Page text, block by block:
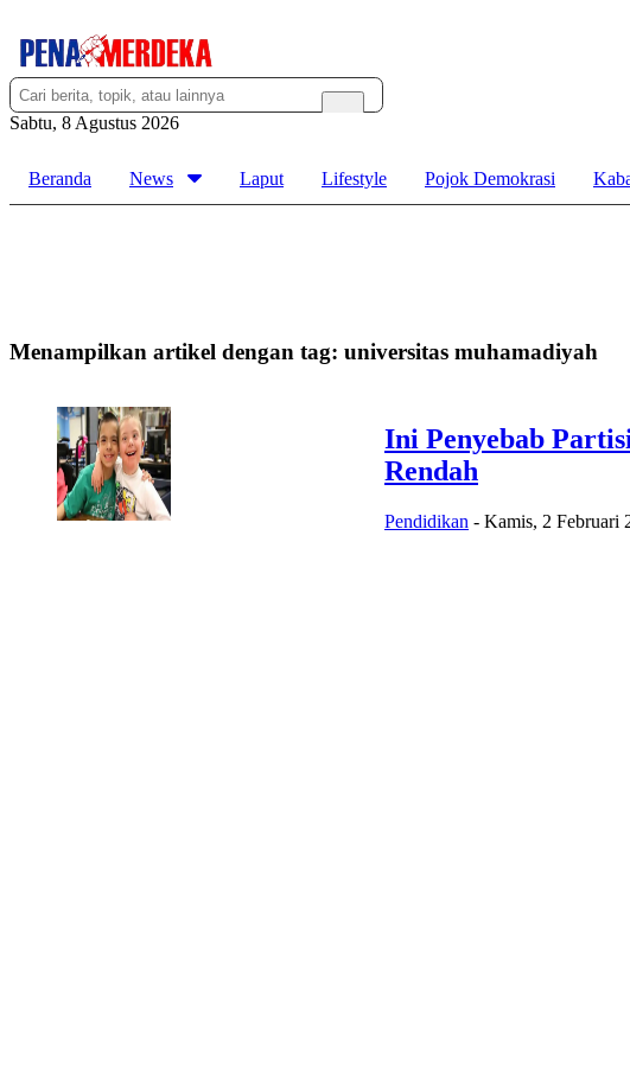
Sabtu, 8 Agustus 2026
Beranda News Laput Lifestyle Pojok Demokrasi
Menampilkan artikel dengan tag: universitas muhamadiyah
Ini Penyebab
Rendah
Pendidikan - Kamis, 2 Februari